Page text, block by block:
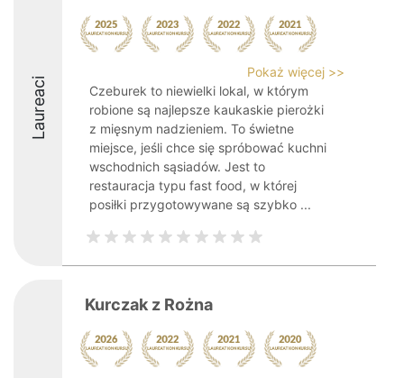
Laureaci
Pokaż więcej >>
Czeburek to niewielki lokal, w którym
robione są najlepsze kaukaskie pierożki
z mięsnym nadzieniem. To świetne
miejsce, jeśli chce się spróbować kuchni
wschodnich sąsiadów. Jest to
restauracja typu fast food, w której
posiłki przygotowywane są szybko ...
Kurczak z Rożna